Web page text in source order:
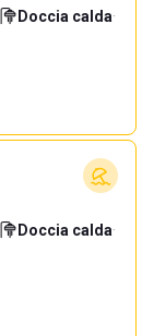
Doccia calda·
Doccia calda·